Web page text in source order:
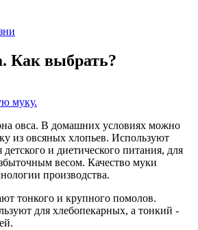
Как выбрать?
овса. В домашних условиях можно
из овсяных хлопьев. Используют
и диетического питания, для
весом. Качество муки
производства.
тонкого и крупного помолов.
для хлебопекарных, а тонкий -